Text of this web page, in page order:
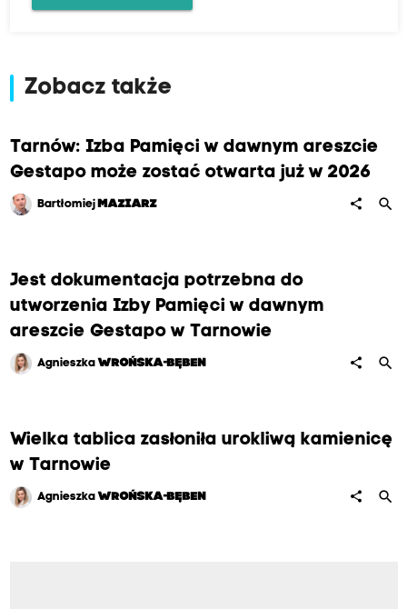
Zobacz także
Tarnów: Izba Pamięci w dawnym areszcie
Gestapo może zostać otwarta już w 2026
Bartłomiej MAZIARZ share search
Jest dokumentacja potrzebna do
utworzenia Izby Pamięci w dawnym
areszcie Gestapo w Tarnowie
Agnieszka WROŃSKA-BĘBEN share search
Wielka tablica zasłoniła urokliwą kamienicę
w Tarnowie
Agnieszka WROŃSKA-BĘBEN share search